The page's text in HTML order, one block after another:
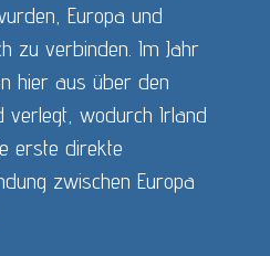
Europa und
zu verbinden. Im Jahr
hier aus über den
verlegt, wodurch Irland
erste direkte
zwischen Europa